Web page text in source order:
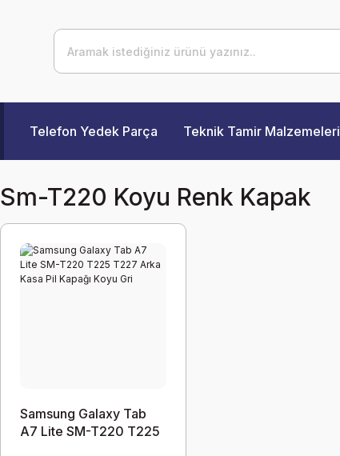
Telefon Yedek Parça Teknik Tamir Malzemeleri
Sm-T220 Koyu Renk Kapak
Samsung Galaxy Tab
A7 Lite SM-T220 T225